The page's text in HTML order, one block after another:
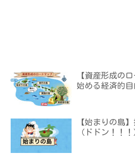
【資産形成の
始める経済的
【始まりの島
（ドドン！！！